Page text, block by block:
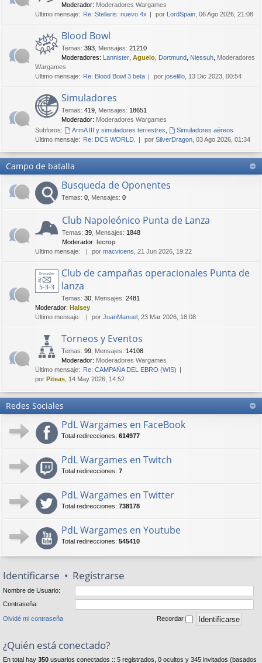
Moderador: Moderadores Wargames
Último mensaje: Re: Stellaris: nuevo 4x por LordSpain , 06 Ago 2026, 21:08
Blood Bowl
Temas: 393 Mensajes: 21210
Moderadores: Lannister Aguelo Dortmund Niessuh Moderadores
Wargames
Último mensaje: Re: Blood Bowl 3 beta por joselillo , 13 Dic 2023, 00:54
Simuladores
Temas: 419 Mensajes: 18651
Moderador: Moderadores Wargames
Subforos:
ArmA III y simuladores terrestres
Simuladores aéreos
Último mensaje: Re: DCS WORLD. por SilverDragon , 03 Ago 2026, 01:34
Campo de batalla
Busqueda de Oponentes
Temas: 0 Mensajes: 0
Club Napoleónico Punta de Lanza
Temas: 39 Mensajes: 1848
Moderador: lecrop
Último mensaje:
por macvicens , 21 Jun 2026, 19:22
Club de campañas operacionales Punta de
lanza
Temas: 30 Mensajes: 2481
Moderador: Halsey
Último mensaje:
por JuanManuel , 23 Mar 2026, 18:08
Torneos y Eventos
Temas: 99 Mensajes: 14108
Moderador: Moderadores Wargames
Último mensaje: Re: CAMPAÑA DEL EBRO (WIS)
por Piteas , 14 May 2026, 14:52
Redes Sociales
PdL Wargames en FaceBook
Total redirecciones: 614977
PdL Wargames en Twitch
Total redirecciones: 7
PdL Wargames en Twitter
Total redirecciones: 738178
PdL Wargames en Youtube
Total redirecciones: 545410
Identificarse • Registrarse
Nombre de Usuario:
Contraseña:
Olvidé mi contraseña Recordar
¿Quién está conectado?
En total hay 350 usuarios conectados :: 5 registrados, 0 ocultos y 345 invitados (basados